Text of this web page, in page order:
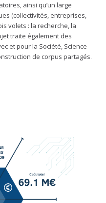
ainsi qu’un large
(collectivités, entreprises,
volets : la recherche, la
traite également des
et pour la Société, Science
de corpus partagés.